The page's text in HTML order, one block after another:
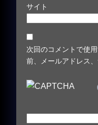
サイト
次回のコメントで使
前、メールアドレス